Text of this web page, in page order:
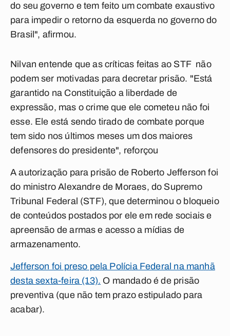
do seu governo e tem feito um combate exaustivo
para impedir o retorno da esquerda no governo do
Brasil", afirmou.
Nilvan entende que as críticas feitas ao STF não
podem ser motivadas para decretar prisão. "Está
garantido na Constituição a liberdade de
expressão, mas o crime que ele cometeu não foi
esse. Ele está sendo tirado de combate porque
tem sido nos últimos meses um dos maiores
defensores do presidente", reforçou
A autorização para prisão de Roberto Jefferson foi
do ministro Alexandre de Moraes, do Supremo
Tribunal Federal (STF), que determinou o bloqueio
de conteúdos postados por ele em rede sociais e
apreensão de armas e acesso a mídias de
armazenamento.
Jefferson foi preso pela Polícia Federal na manhã
desta sexta-feira (13). O mandado é de prisão
preventiva (que não tem prazo estipulado para
acabar).